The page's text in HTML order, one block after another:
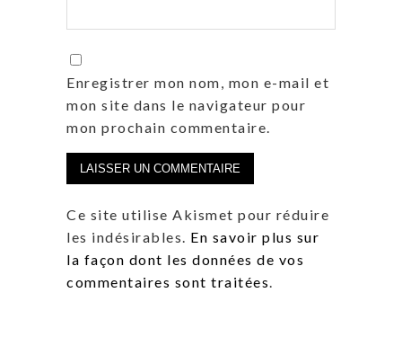
Enregistrer mon nom, mon e-mail et
mon site dans le navigateur pour
mon prochain commentaire.
Ce site utilise Akismet pour réduire
les indésirables. En savoir plus sur
la façon dont les données de vos
commentaires sont traitées.